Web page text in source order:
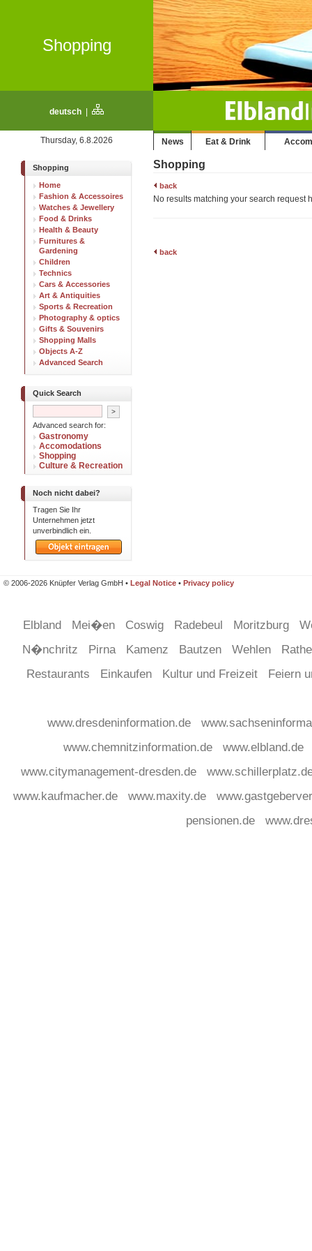
Shopping
deutsch
Thursday, 6.8.2026 News Eat & Drink
Shopping
Home
Fashion & Accessoires
Watches & Jewellery
Food & Drinks
Health & Beauty
Furnitures &
Gardening
Children
Technics
Cars & Accessories
Art & Antiquities
Sports & Recreation
Photography & optics
Gifts & Souvenirs
Shopping Malls
Objects A-Z
Advanced Search
Quick Search
Advanced search for:
Gastronomy
Accomodations
Shopping
Culture & Recreation
Noch nicht dabei?
Tragen Sie Ihr
Unternehmen jetzt
unverbindlich ein.
Shopping
back
No results matching your search request
back
© 2006-2026 Knüpfer Verlag GmbH • Legal Notice • Privacy policy
Elbland Mei�en Coswig Radebeul Moritzburg
N�nchritz
Pirna Kamenz Bautzen Wehlen
Restaurants
Einkaufen Kultur und Freizeit Feiern
www.dresdeninformation.de
www.chemnitzinformation.de
www.elbland.de
www.citymanagement-dresden.de
www.kaufmacher.de
www.maxity.de
pensionen.de